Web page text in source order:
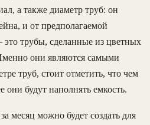
а также диаметр труб: он
и от предполагаемой
трубы, сделанные из цветных
они являются самыми
труб, стоит отметить, что чем
они будут наполнять емкость.
месяц можно будет создать для